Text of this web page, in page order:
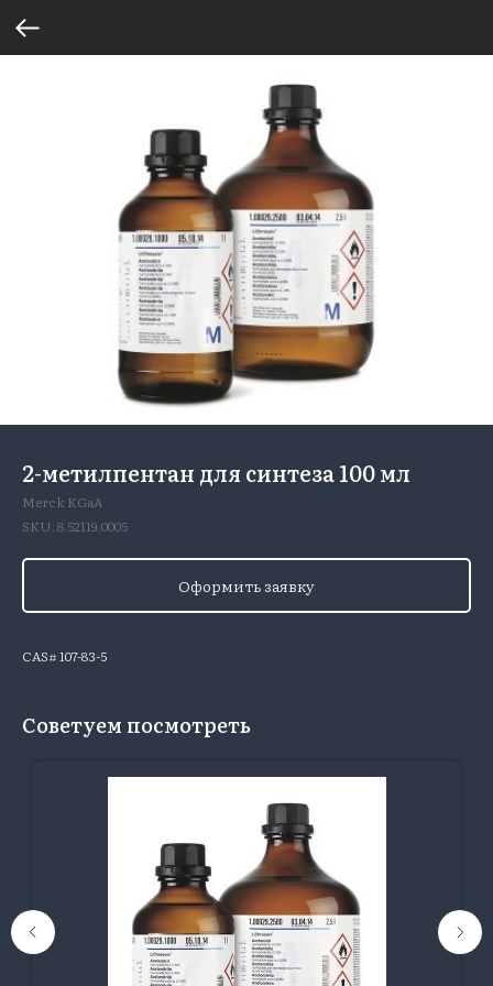
2-метилпентан для синтеза 100 мл
Merck KGaA
SKU:8.52119.0005
Оформить заявку
CAS# 107-83-5
Советуем посмотреть